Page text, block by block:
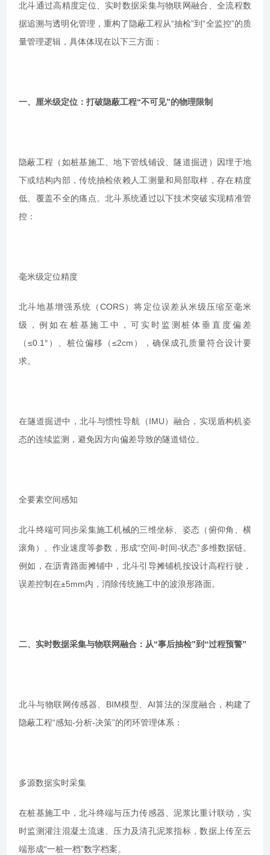
北斗通过高精度定位、实时数据采集与物联网融合、全流程数
据追溯与透明化管理，重构了隐蔽工程从“抽检”到“全监控”的质
量管理逻辑，具体体现在以下三方面：
一、厘米级定位：打破隐蔽工程“不可见”的物理限制
隐蔽工程（如桩基施工、地下管线铺设、隧道掘进）因埋于地
下或结构内部，传统抽检依赖人工测量和局部取样，存在精度
低、覆盖不全的痛点。北斗系统通过以下技术突破实现精准管
控：
毫米级定位精度
北斗地基增强系统（CORS）将定位误差从米级压缩至毫米
级，例如在桩基施工中，可实时监测桩体垂直度偏差
（≤0.1°）、桩位偏移（≤2cm），确保成孔质量符合设计要
求。
在隧道掘进中，北斗与惯性导航（IMU）融合，实现盾构机姿
态的连续监测，避免因方向偏差导致的隧道错位。
全要素空间感知
北斗终端可同步采集施工机械的三维坐标、姿态（俯仰角、横
滚角）、作业速度等参数，形成“空间-时间-状态”多维数据链。
例如，在沥青路面摊铺中，北斗引导摊铺机按设计高程行驶，
误差控制在±5mm内，消除传统施工中的波浪形路面。
二、实时数据采集与物联网融合：从“事后抽检”到“过程预警”
北斗与物联网传感器、BIM模型、AI算法的深度融合，构建了
隐蔽工程“感知-分析-决策”的闭环管理体系：
多源数据实时采集
在桩基施工中，北斗终端与压力传感器、泥浆比重计联动，实
时监测灌注混凝土流速、压力及清孔泥浆指标，数据上传至云
端形成“一桩一档”数字档案。